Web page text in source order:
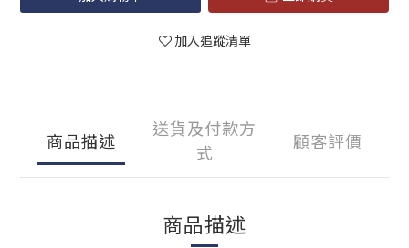
加入追蹤清單
商品描述
送貨及付款方
式
顧客評價
商品描述